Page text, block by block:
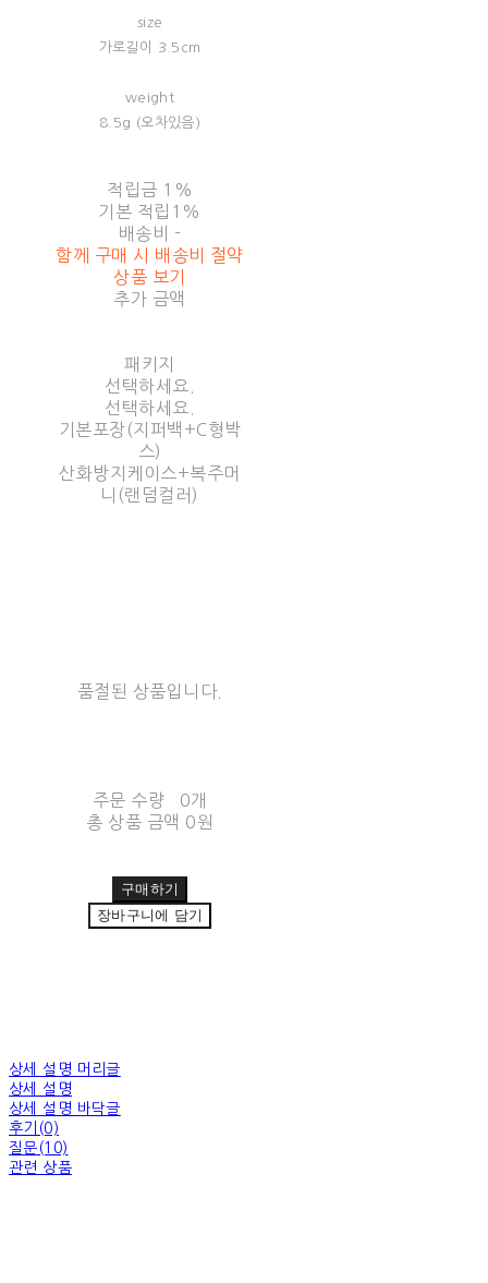
size
가로길이 3.5cm
weight
8.5g (오차있음)
적립금 1%
기본 적립 1%
배송비 -
함께 구매 시 배송비 절약
상품 보기
추가 금액
패키지
선택하세요.
선택하세요.
기본포장(지퍼백+C형박
스)
산화방지케이스+복주머
니(랜덤컬러)
품절된 상품입니다.
주문 수량
0개
총 상품 금액 0원
구매하기
장바구니에 담기
상세 설명 머리글
상세 설명
상세 설명 바닥글
후기(0)
질문(10)
관련 상품